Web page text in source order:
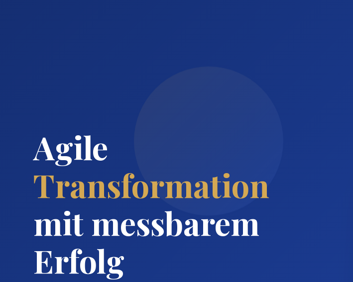
Agile
Transformation
mit messbarem
Erfolg